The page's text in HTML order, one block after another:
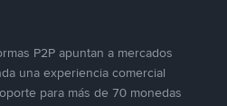
P2P apuntan a mercados
una experiencia comercial
para más de 70 monedas